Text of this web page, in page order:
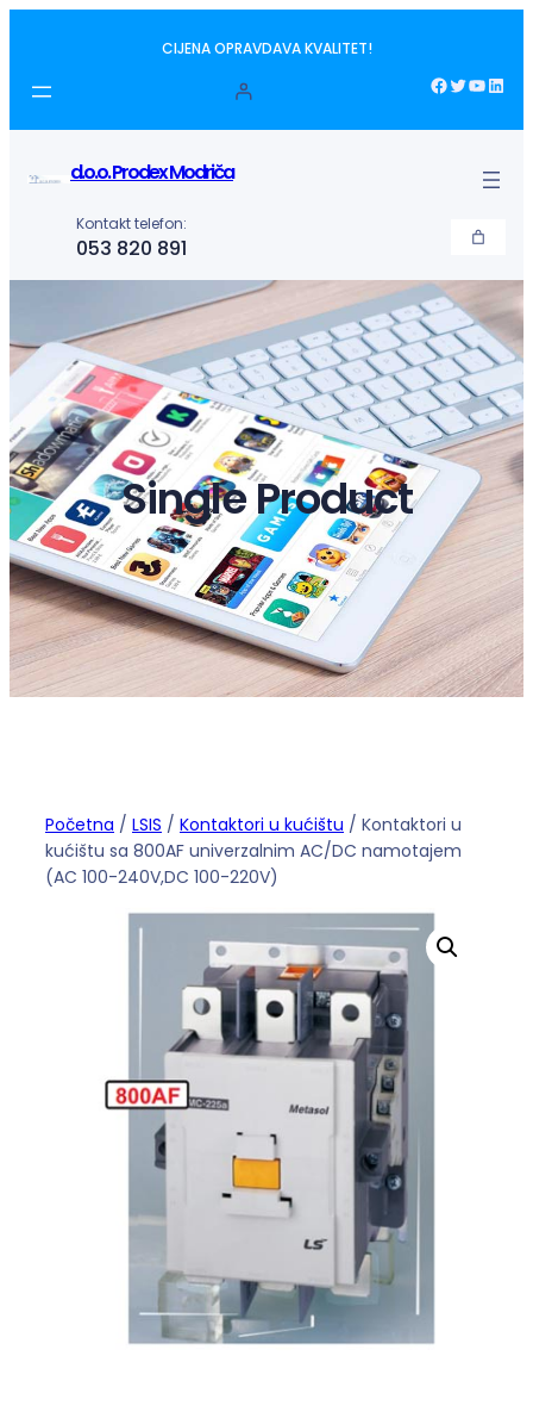
sadržaj
CIJENA OPRAVDAVA KVALITET!
Facebook Twitter YouTube LinkedIn
d.o.o. Prodex Modriča
Kontakt telefon:
053 820 891
Single Product
Početna / LSIS / Kontaktori u kućištu / Kontaktori u
kućištu sa 800AF univerzalnim AC/DC namotajem
(AC 100-240V,DC 100-220V)